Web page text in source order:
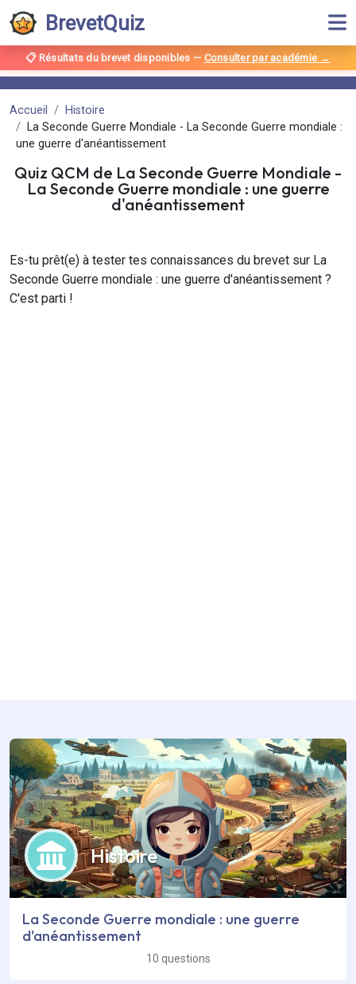
BrevetQuiz
📋 Résultats du brevet disponibles — Consulter par académie →
Accueil
Histoire
La Seconde Guerre Mondiale - La Seconde Guerre mondiale :
une guerre d'anéantissement
Quiz QCM de La Seconde Guerre Mondiale -
La Seconde Guerre mondiale : une guerre
d'anéantissement
Es-tu prêt(e) à tester tes connaissances du brevet sur La
Seconde Guerre mondiale : une guerre d'anéantissement ?
C'est parti !
Histoire
La Seconde Guerre mondiale : une guerre
d'anéantissement
10 questions